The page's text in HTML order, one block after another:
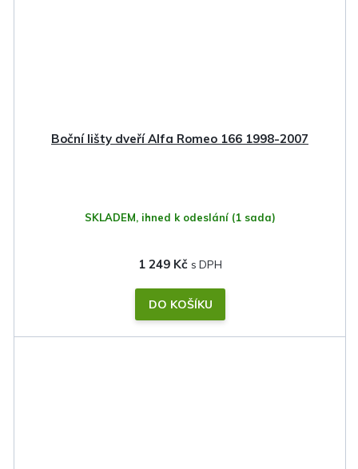
Boční lišty dveří Alfa Romeo 166 1998-2007
SKLADEM, ihned k odeslání (1 sada)
1 249 Kč
DO KOŠÍKU